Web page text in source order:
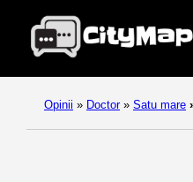
Opinii » Doctor » Satu mare